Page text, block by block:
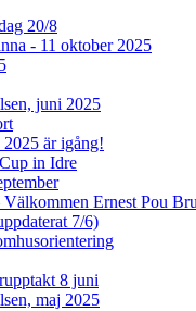
20/8
- 11 oktober 2025
juni 2025
är igång!
in Idre
Ernest Pou
7/6)
8 juni
maj 2025